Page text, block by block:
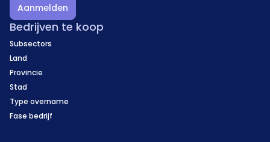
Aanmelden
Bedrijven te koop
Subsectors
Land
Provincie
Stad
Type overname
Fase bedrijf